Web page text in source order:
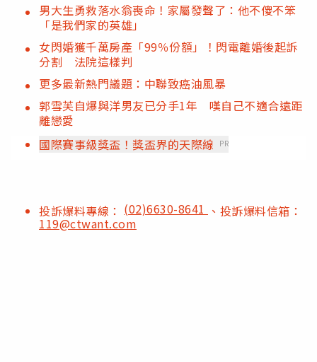
男大生勇救落水翁喪命！家屬發聲了：他不傻不笨
「是我們家的英雄」
女閃婚獲千萬房產「99％份額」！閃電離婚後起訴
分割 法院這樣判
更多最新熱門議題：中聯致癌油風暴
郭雪芙自爆與洋男友已分手1年 嘆自己不適合遠距
離戀愛
國際賽事級獎盃！獎盃界的天際線
PR
投訴爆料專線： (02)6630-8641 、投訴爆料信箱：
119@ctwant.com